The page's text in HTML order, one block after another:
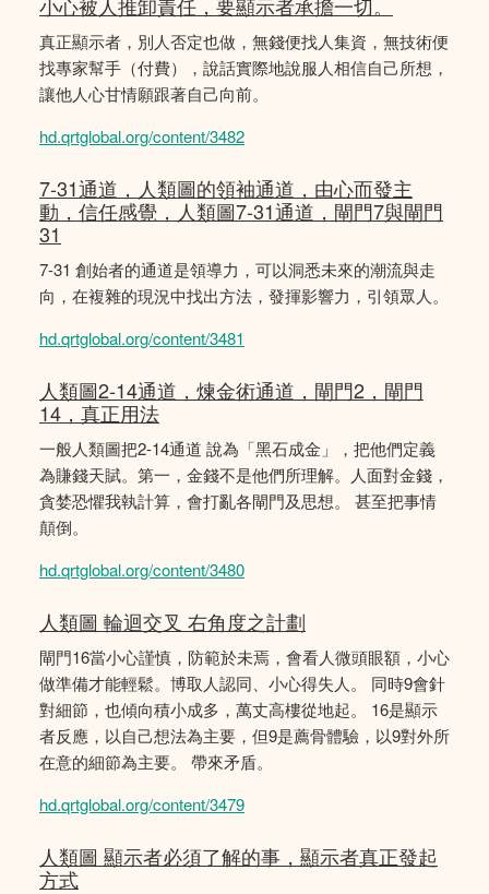
真正顯示者，別人否定也做，無錢便找人集資，無技術便
找專家幫手（付費），說話實際地說服人相信自己所想，
讓他人心甘情願跟著自己向前。
hd.qrtglobal.org/content/3482
7-31通道，人類圖的領袖通道，由心而發主
動，信任感覺，人類圖7-31通道，閘門7與閘門
31
7-31 創始者的通道是領導力，可以洞悉未來的潮流與走
向，在複雜的現況中找出方法，發揮影響力，引領眾人。
hd.qrtglobal.org/content/3481
人類圖2-14通道，煉金術通道，閘門2，閘門
14，真正用法
一般人類圖把2-14通道 說為「黑石成金」，把他們定義
為賺錢天賦。第一，金錢不是他們所理解。人面對金錢，
貪婪恐懼我執計算，會打亂各閘門及思想。 甚至把事情
顛倒。
hd.qrtglobal.org/content/3480
人類圖 輪迴交叉 右角度之計劃
閘門16當小心謹慎，防範於未焉，會看人微頭眼額，小心
做準備才能輕鬆。博取人認同、小心得失人。 同時9會針
對細節，也傾向積小成多，萬丈高樓從地起。 16是顯示
者反應，以自己想法為主要，但9是薦骨體驗，以9對外所
在意的細節為主要。 帶來矛盾。
hd.qrtglobal.org/content/3479
人類圖 顯示者必須了解的事，顯示者真正發起
方式